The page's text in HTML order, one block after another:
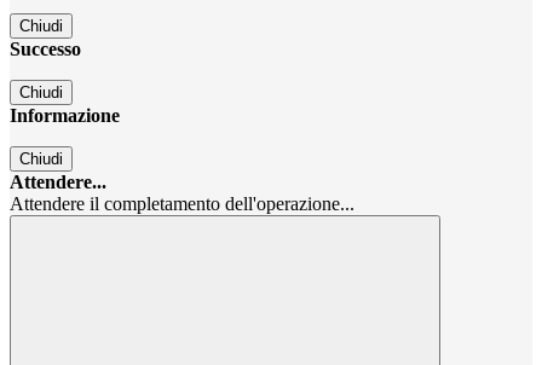
Chiudi
Successo
Chiudi
Informazione
Chiudi
Attendere...
Attendere il completamento dell'operazione...